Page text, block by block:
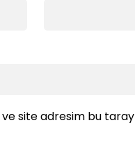
site adresim bu